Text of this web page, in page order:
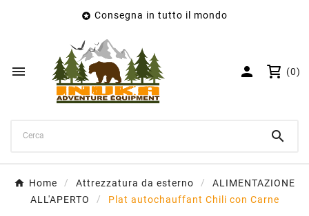
 Consegna in tutto il mondo
  (0)

Home Attrezzatura da esterno
ALIMENTAZIONE
ALL'APERTO
Plat autochauffant Chili con Carne
Nome lista dei desideri